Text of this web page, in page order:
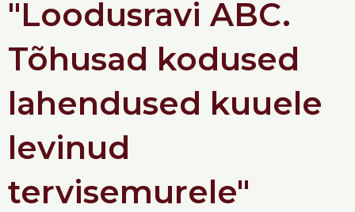
"Loodusravi ABC.
Tõhusad kodused
lahendused kuuele
levinud
tervisemurele"